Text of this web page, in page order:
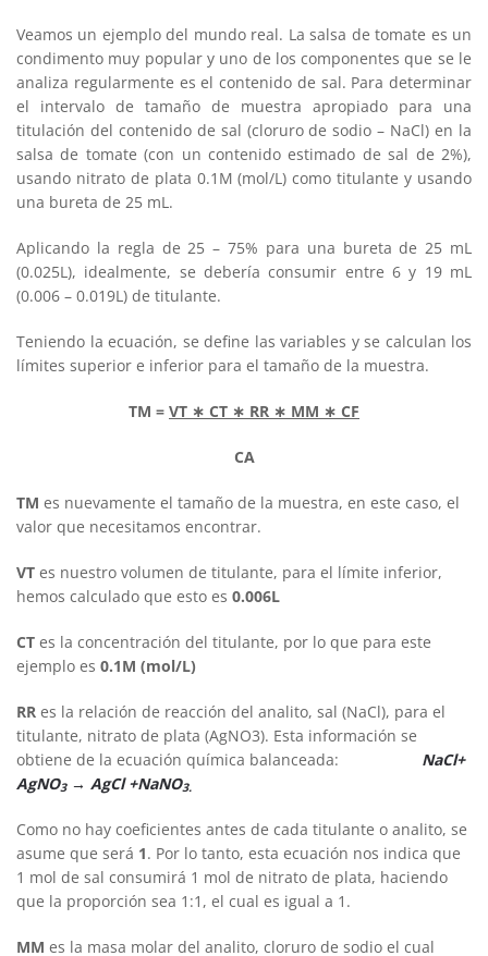
Veamos un ejemplo del mundo real. La salsa de tomate es un
condimento muy popular y uno de los componentes que se le
analiza regularmente es el contenido de sal. Para determinar
el intervalo de tamaño de muestra apropiado para una
titulación del contenido de sal (cloruro de sodio – NaCl) en la
salsa de tomate (con un contenido estimado de sal de 2%),
usando nitrato de plata 0.1M (mol/L) como titulante y usando
una bureta de 25 mL.
Aplicando la regla de 25 – 75% para una bureta de 25 mL
(0.025L), idealmente, se debería consumir entre 6 y 19 mL
(0.006 – 0.019L) de titulante.
Teniendo la ecuación, se define las variables y se calculan los
límites superior e inferior para el tamaño de la muestra.
TM = VT ∗ CT ∗ RR ∗ MM ∗ CF
CA
TM es nuevamente el tamaño de la muestra, en este caso, el
valor que necesitamos encontrar.
VT es nuestro volumen de titulante, para el límite inferior,
hemos calculado que esto es 0.006L
CT es la concentración del titulante, por lo que para este
ejemplo es 0.1M (mol/L)
RR es la relación de reacción del analito, sal (NaCl), para el
titulante, nitrato de plata (AgNO3). Esta información se
obtiene de la ecuación química balanceada: NaCl+
AgNO3→ AgCl +NaNO3.
Como no hay coeficientes antes de cada titulante o analito, se
asume que será 1. Por lo tanto, esta ecuación nos indica que
1 mol de sal consumirá 1 mol de nitrato de plata, haciendo
que la proporción sea 1:1, el cual es igual a 1.
MM es la masa molar del analito, cloruro de sodio el cual